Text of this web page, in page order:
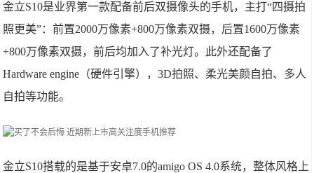
金立S10是业界第一款配备前后双摄像头的手机，主打“四摄拍
照更美”：前置2000万像素+800万像素双摄，后置1600万像素
+800万像素双摄，前后均加入了补光灯。此外还配备了
Hardware engine（硬件引擎），3D拍照、柔光美颜自拍、多人
自拍等功能。
金立S10搭载的是基于安卓7.0的amigo OS 4.0系统，整体风格上